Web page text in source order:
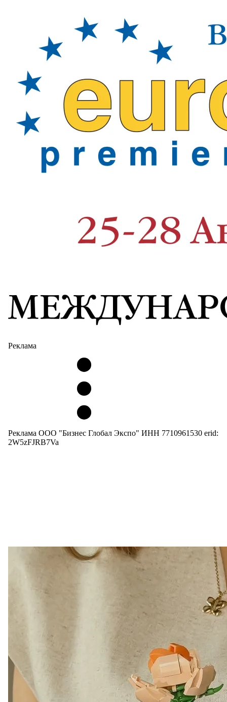
Реклама
Реклама ООО "Бизнес Глобал Экспо" ИНН 7710961530 erid:
2W5zFJRB7Va